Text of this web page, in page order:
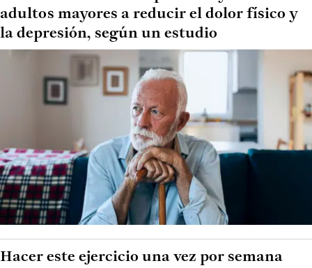
adultos mayores a reducir el dolor físico y
la depresión, según un estudio
Hacer este ejercicio una vez por semana